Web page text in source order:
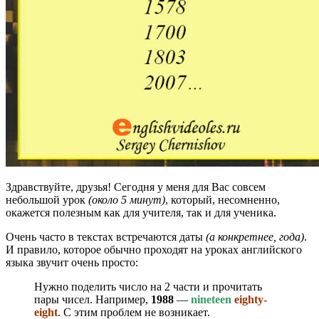
Здравствуйте, друзья! Сегодня у меня для Вас совсем
небольшой урок (около 5 минут), который, несомненно,
окажется полезным как для учителя, так и для ученика.
Очень часто в текстах встречаются даты (а конкретнее, года).
И правило, которое обычно проходят на уроках английского
языка звучит очень просто:
Нужно поделить число на 2 части и прочитать
пары чисел. Например, 1988 — nineteen eighty-
eight. С этим проблем не возникает.